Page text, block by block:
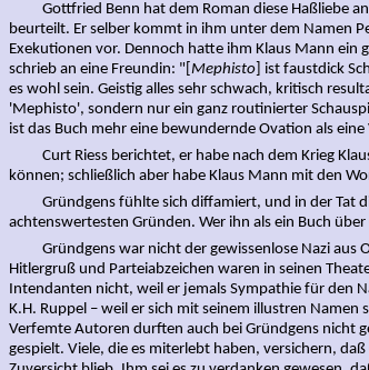
Gottfried Benn hat dem Roman diese Haßliebe
beurteilt. Er selber kommt in ihm unter dem Namen
Exekutionen vor. Dennoch hatte ihm Klaus Mann ein
schrieb an eine Freundin: "[ Mephisto ] ist faustdick
es wohl sein. Geistig alles sehr schwach, kritisch
'Mephisto', sondern nur ein ganz routinierter
ist das Buch mehr eine bewundernde Ovation als
Curt Riess berichtet, er habe nach dem Krieg
können; schließlich aber habe Klaus Mann mit den
Gründgens fühlte sich diffamiert, und in der Tat
achtenswertesten Gründen. Wer ihn als ein Buch
Gründgens war nicht der gewissenlose Nazi aus
Hitlergruß und Parteiabzeichen waren in seinen
Intendanten nicht, weil er jemals Sympathie für den
K.H. Ruppel – weil er sich mit seinem illustren
Verfemte Autoren durften auch bei Gründgens nicht
gespielt. Viele, die es miterlebt haben, versichern,